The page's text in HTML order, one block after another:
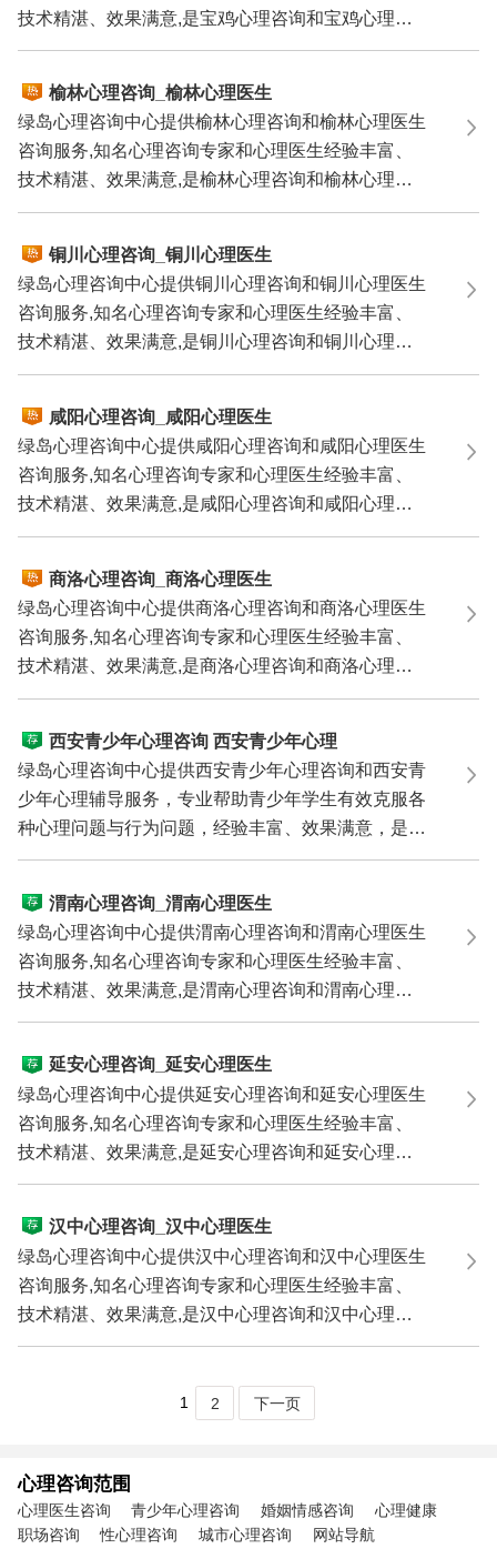
技术精湛、效果满意,是宝鸡心理咨询和宝鸡心理医
生咨询的理...
榆林心理咨询_榆林心理医生
绿岛心理咨询中心提供榆林心理咨询和榆林心理医生
咨询服务,知名心理咨询专家和心理医生经验丰富、
技术精湛、效果满意,是榆林心理咨询和榆林心理医
生咨询的理...
铜川心理咨询_铜川心理医生
绿岛心理咨询中心提供铜川心理咨询和铜川心理医生
咨询服务,知名心理咨询专家和心理医生经验丰富、
技术精湛、效果满意,是铜川心理咨询和铜川心理医
生咨询的理...
咸阳心理咨询_咸阳心理医生
绿岛心理咨询中心提供咸阳心理咨询和咸阳心理医生
咨询服务,知名心理咨询专家和心理医生经验丰富、
技术精湛、效果满意,是咸阳心理咨询和咸阳心理医
生咨询的理...
商洛心理咨询_商洛心理医生
绿岛心理咨询中心提供商洛心理咨询和商洛心理医生
咨询服务,知名心理咨询专家和心理医生经验丰富、
技术精湛、效果满意,是商洛心理咨询和商洛心理医
生咨询的理...
西安青少年心理咨询 西安青少年心理
辅导 西安青少年心理专家
绿岛心理咨询中心提供西安青少年心理咨询和西安青
少年心理辅导服务，专业帮助青少年学生有效克服各
种心理问题与行为问题，经验丰富、效果满意，是您
寻求西安...
渭南心理咨询_渭南心理医生
绿岛心理咨询中心提供渭南心理咨询和渭南心理医生
咨询服务,知名心理咨询专家和心理医生经验丰富、
技术精湛、效果满意,是渭南心理咨询和渭南心理医
生咨询的理...
延安心理咨询_延安心理医生
绿岛心理咨询中心提供延安心理咨询和延安心理医生
咨询服务,知名心理咨询专家和心理医生经验丰富、
技术精湛、效果满意,是延安心理咨询和延安心理医
生咨询的理...
汉中心理咨询_汉中心理医生
绿岛心理咨询中心提供汉中心理咨询和汉中心理医生
咨询服务,知名心理咨询专家和心理医生经验丰富、
技术精湛、效果满意,是汉中心理咨询和汉中心理医
生咨询的理...
1 2 下一页
心理咨询范围
心理医生咨询 青少年心理咨询 婚姻情感咨询
心理健康
职场咨询
性心理咨询 城市心理咨询 网站导航